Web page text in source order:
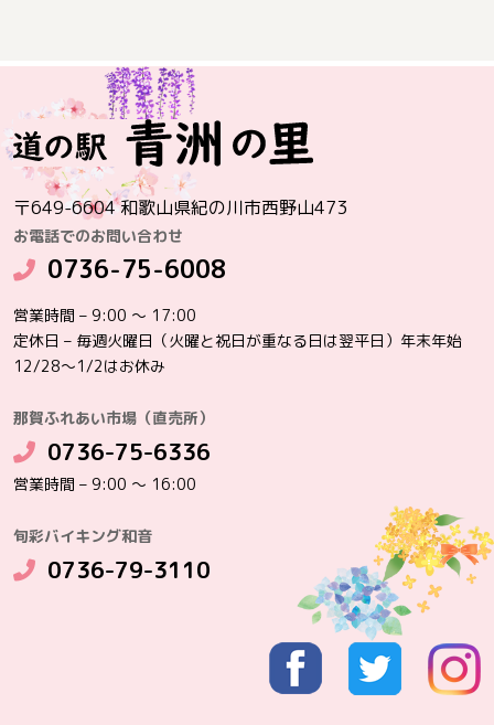
〒649-6604 和歌山県紀の川市西野山473
お電話でのお問い合わせ
0736-75-6008
営業時間 – 9:00 ～ 17:00
定休日 – 毎週火曜日（火曜と祝日が重なる日は翌平日）年末年始
12/28～1/2はお休み
那賀ふれあい市場（直売所）
0736-75-6336
営業時間 – 9:00 ～ 16:00
旬彩バイキング和音
0736-79-3110